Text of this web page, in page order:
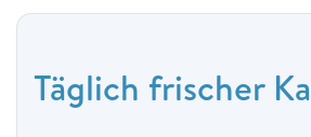
Täglich frischer